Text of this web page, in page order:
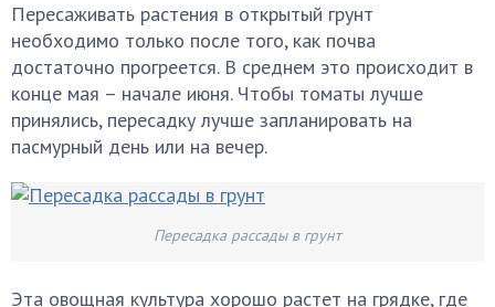
Пересаживать растения в открытый грунт
необходимо только после того, как почва
достаточно прогреется. В среднем это происходит в
конце мая – начале июня. Чтобы томаты лучше
принялись, пересадку лучше запланировать на
пасмурный день или на вечер.
Пересадка рассады в грунт
Эта овощная культура хорошо растет на грядке, где